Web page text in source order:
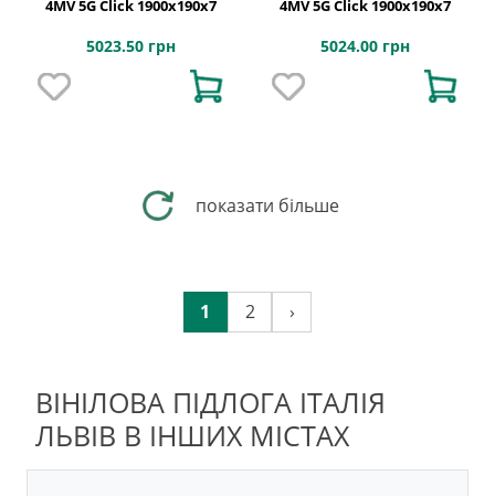
4MV 5G Click 1900x190x7
5023.50 грн
4MV 5G Click 1900x190x7
5024.00 грн
показати більше
1 2 ›
ВІНІЛОВА ПІДЛОГА ІТАЛІЯ
ЛЬВІВ В ІНШИХ МІСТАХ